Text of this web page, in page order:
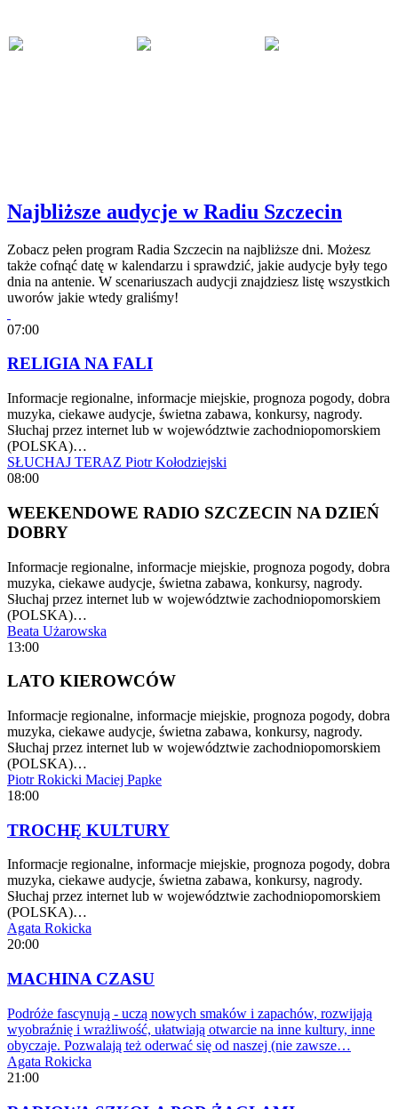
Najbliższe audycje w Radiu Szczecin
Zobacz pełen program Radia Szczecin na najbliższe dni. Możesz
także cofnąć datę w kalendarzu i sprawdzić, jakie audycje były tego
dnia na antenie. W scenariuszach audycji znajdziesz listę wszystkich
uworów jakie wtedy graliśmy!
07:00
RELIGIA NA FALI
Informacje regionalne, informacje miejskie, prognoza pogody, dobra
muzyka, ciekawe audycje, świetna zabawa, konkursy, nagrody.
Słuchaj przez internet lub w województwie zachodniopomorskiem
(POLSKA)…
SŁUCHAJ TERAZ Piotr Kołodziejski
08:00
WEEKENDOWE RADIO SZCZECIN NA DZIEŃ
DOBRY
Informacje regionalne, informacje miejskie, prognoza pogody, dobra
muzyka, ciekawe audycje, świetna zabawa, konkursy, nagrody.
Słuchaj przez internet lub w województwie zachodniopomorskiem
(POLSKA)…
Beata Użarowska
13:00
LATO KIEROWCÓW
Informacje regionalne, informacje miejskie, prognoza pogody, dobra
muzyka, ciekawe audycje, świetna zabawa, konkursy, nagrody.
Słuchaj przez internet lub w województwie zachodniopomorskiem
(POLSKA)…
Piotr Rokicki Maciej Papke
18:00
TROCHĘ KULTURY
Informacje regionalne, informacje miejskie, prognoza pogody, dobra
muzyka, ciekawe audycje, świetna zabawa, konkursy, nagrody.
Słuchaj przez internet lub w województwie zachodniopomorskiem
(POLSKA)…
Agata Rokicka
20:00
MACHINA CZASU
Podróże fascynują - uczą nowych smaków i zapachów, rozwijają
wyobraźnię i wrażliwość, ułatwiają otwarcie na inne kultury, inne
obyczaje. Pozwalają też oderwać się od naszej (nie zawsze…
Agata Rokicka
21:00